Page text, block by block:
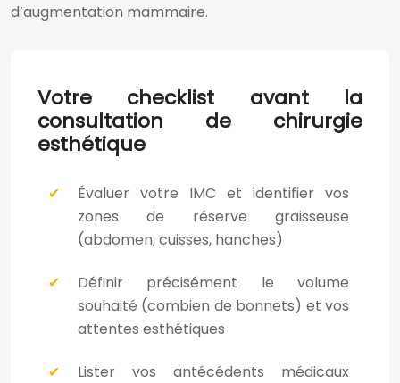
d’augmentation mammaire.
Votre checklist avant la
consultation de chirurgie
esthétique
Évaluer votre IMC et identifier vos
zones de réserve graisseuse
(abdomen, cuisses, hanches)
Définir précisément le volume
souhaité (combien de bonnets) et vos
attentes esthétiques
Lister vos antécédents médicaux